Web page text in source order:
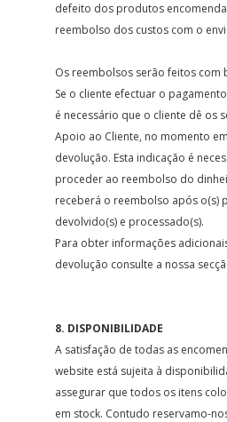
defeito dos produtos
reembolso dos custos com o
Os reembolsos serão feitos com
Se o cliente efectuar o
é necessário que o cliente dê os
Apoio ao Cliente, no momento
devolução. Esta indicação é
proceder ao reembolso do
receberá o reembolso após o(s)
devolvido(s) e processado(s).
Para obter informações
devolução consulte a nossa
8. DISPONIBILIDADE
A satisfação de todas as
website está sujeita à
assegurar que todos os itens
em stock. Contudo reservamo-